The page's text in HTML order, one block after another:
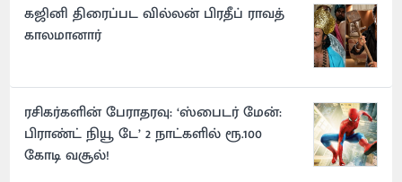
கஜினி திரைப்பட வில்லன் பிரதீப் ராவத்
காலமானார்
ரசிகர்களின் பேராதரவு: ‘ஸ்பைடர் மேன்:
பிராண்ட் நியூ டே’ 2 நாட்களில் ரூ.100
கோடி வசூல்!